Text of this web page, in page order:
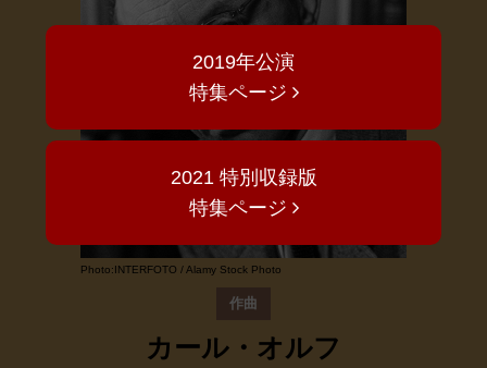
2019年公演
特集ページ
2021 特別収録版
特集ページ
Photo:INTERFOTO / Alamy Stock Photo
作曲
カール・オルフ